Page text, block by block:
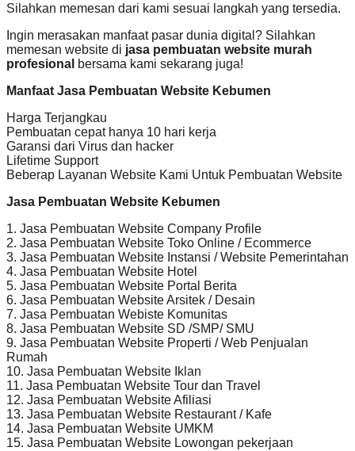
Silahkan memesan dari kami sesuai langkah yang tersedia.
Ingin merasakan manfaat pasar dunia digital? Silahkan
memesan website di jasa pembuatan website murah
profesional bersama kami sekarang juga!
Manfaat Jasa Pembuatan Website Kebumen
Harga Terjangkau
Pembuatan cepat hanya 10 hari kerja
Garansi dari Virus dan hacker
Lifetime Support
Beberap Layanan Website Kami Untuk Pembuatan Website
Jasa Pembuatan Website Kebumen
1. Jasa Pembuatan Website Company Profile
2. Jasa Pembuatan Website Toko Online / Ecommerce
3. Jasa Pembuatan Website Instansi / Website Pemerintahan
4. Jasa Pembuatan Website Hotel
5. Jasa Pembuatan Website Portal Berita
6. Jasa Pembuatan Website Arsitek / Desain
7. Jasa Pembuatan Webiste Komunitas
8. Jasa Pembuatan Website SD /SMP/ SMU
9. Jasa Pembuatan Website Properti / Web Penjualan
Rumah
10. Jasa Pembuatan Website Iklan
11. Jasa Pembuatan Website Tour dan Travel
12. Jasa Pembuatan Website Afiliasi
13. Jasa Pembuatan Website Restaurant / Kafe
14. Jasa Pembuatan Website UMKM
15. Jasa Pembuatan Website Lowongan pekerjaan